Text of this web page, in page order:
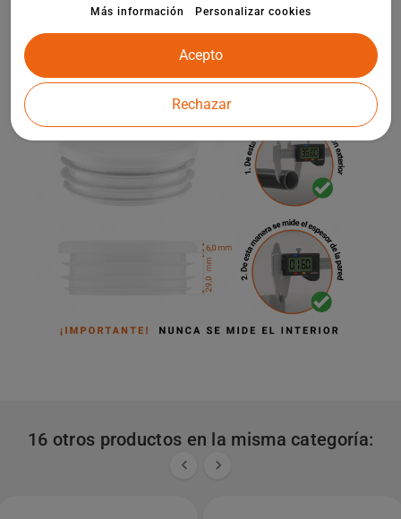
elementos de arquitectura de jardín.
16 otros productos en la misma categoría:
 
Más información Personalizar cookies
Rechazar
Acepto